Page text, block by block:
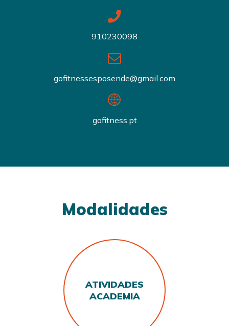
910230098
gofitnessesposende@gmail.com
gofitness.pt
Modalidades
ATIVIDADES
ACADEMIA